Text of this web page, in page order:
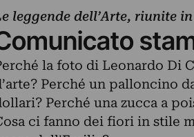
leggende dell’Arte, riunite
la foto di Leonardo Di
Perché un palloncino
Perché una zucca a
ci fanno dei fiori in stile